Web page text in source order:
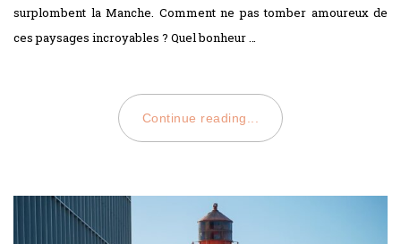
surplombent la Manche. Comment ne pas tomber amoureux de
ces paysages incroyables ? Quel bonheur …
Continue reading...